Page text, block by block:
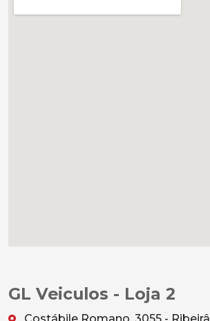
GL Veiculos - Loja 2